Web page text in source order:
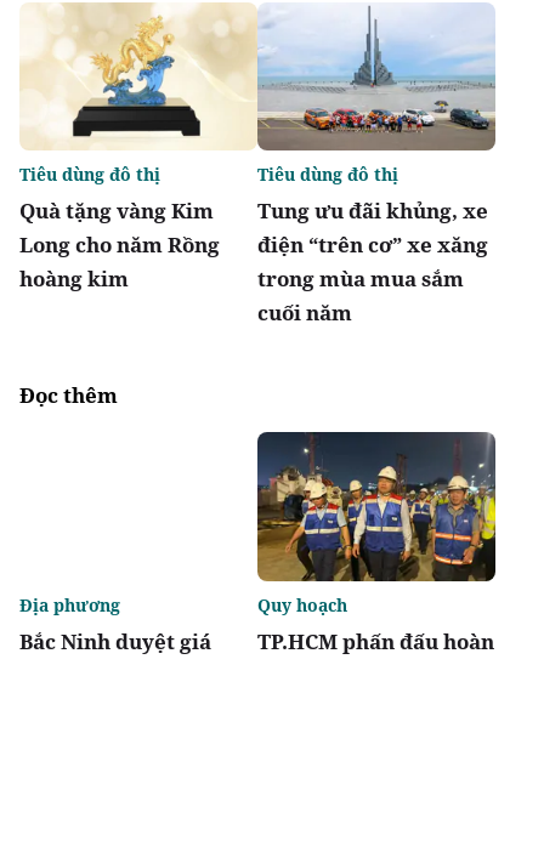
Quà tặng vàng Kim
Long cho năm Rồng
hoàng kim
Tiêu dùng đô thị
Tung ưu đãi khủng, xe
điện “trên cơ” xe xăng
trong mùa mua sắm
cuối năm
Tiêu dùng đô thị
Đọc thêm
Bắc Ninh duyệt giá
Địa phương
TP.HCM phấn đấu hoàn
Quy hoạch